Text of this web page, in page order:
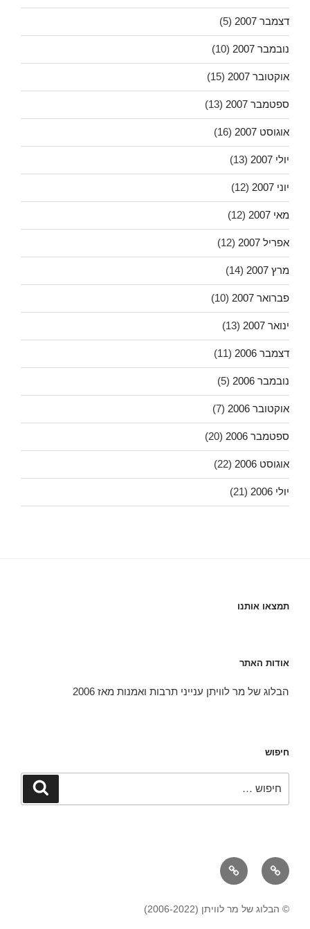
דצמבר 2007 (5)
נובמבר 2007 (10)
אוקטובר 2007 (15)
ספטמבר 2007 (13)
אוגוסט 2007 (16)
יולי 2007 (13)
יוני 2007 (12)
מאי 2007 (12)
אפריל 2007 (12)
מרץ 2007 (14)
פברואר 2007 (10)
ינואר 2007 (13)
דצמבר 2006 (11)
נובמבר 2006 (5)
אוקטובר 2006 (7)
ספטמבר 2006 (20)
אוגוסט 2006 (22)
יולי 2006 (21)
תמצאו אותנו
אודות האתר
הבלוג של מר לוויתן ענייני תרבות ואמנות מאז 2006
חיפוש
חיפוש
אודות
יצירת
קשר
© הבלוג של מר לוויתן (2006-2022)